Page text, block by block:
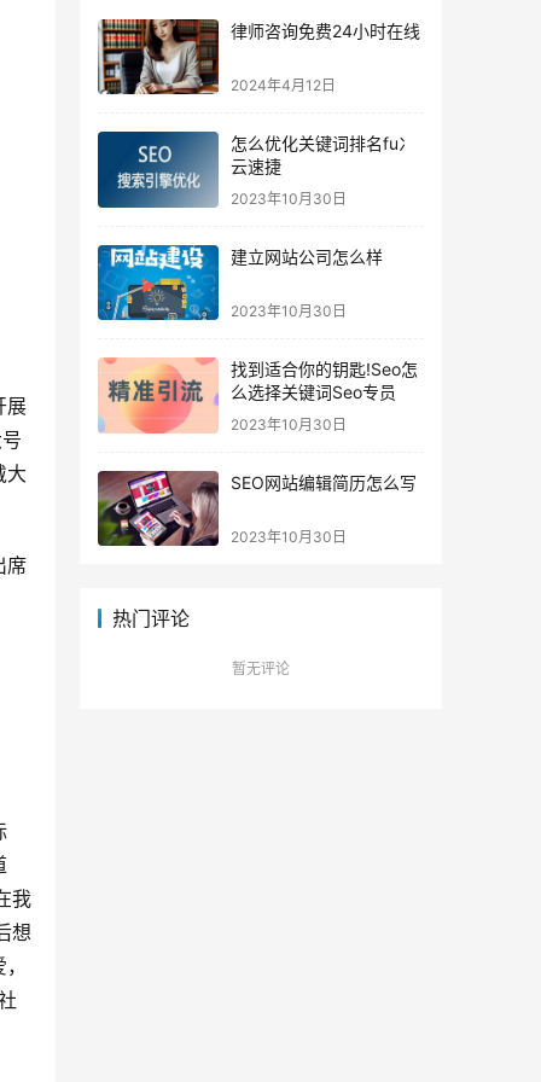
展
大
席
我
想
律师咨询免费24小时在线
2024年4月12日
怎么优化关键词排名fu冫
云速捷
2023年10月30日
建立网站公司怎么样
2023年10月30日
找到适合你的钥匙!Seo怎
么选择关键词Seo专员
2023年10月30日
SEO网站编辑简历怎么写
2023年10月30日
热门评论
暂无评论